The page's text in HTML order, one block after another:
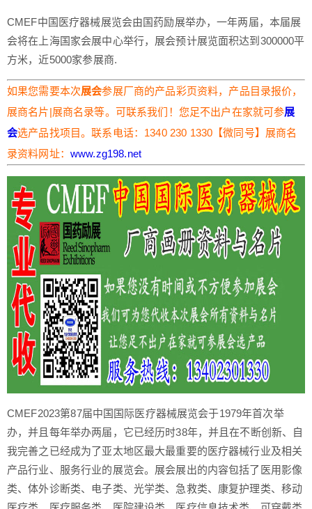
CMEF中国医疗器械展览会由国药励展举办，一年两届，本届展
会将在上海国家会展中心举行，展会预计展览面积达到300000平
方米，近5000家参展商.
如果您需要本次展会参展厂商的产品彩页资料，产品目录报价，
展商名片|展商名录等。可联系我们！您足不出户在家就可参展
会选产品找项目。联系电话：1340 230 1330【微同号】展商名
录资料网址： www.zg198.net
CMEF2023第87届中国国际医疗器械展览会于1979年首次举
办，并且每年举办两届，它已经历时38年，并且在不断创新、自
我完善之已经成为了亚太地区最大最重要的医疗器械行业及相关
产品行业、服务行业的展览会。展会展出的内容包括了医用影像
类、体外诊断类、电子类、光学类、急救类、康复护理类、移动